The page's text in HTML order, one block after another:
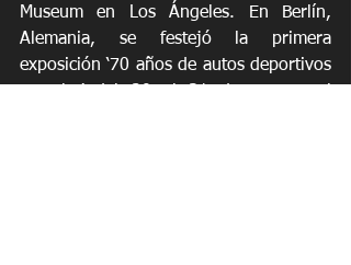
Museum en Los Ángeles. En Berlín,
Alemania, se festejó la primera
exposición ‘70 años de autos deportivos